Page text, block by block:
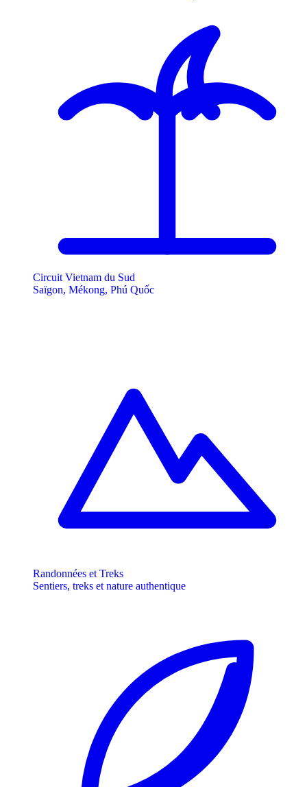
Circuit Vietnam du Sud
Saïgon, Mékong, Phú Quốc
Randonnées et Treks
Sentiers, treks et nature authentique